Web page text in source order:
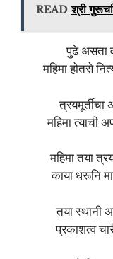
READ श्री
पुढे असता
महिमा होतसे
त्रयमूर्तीचा
महिमा त्याची
महिमा तया
काया धरूनि
तया स्थानी
प्रकाशत्व